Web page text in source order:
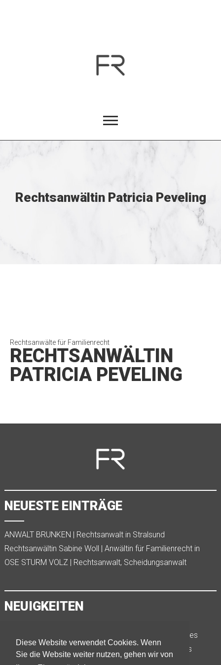
Diese Website verwendet Cookies. Wenn
Sie die Website weiter nutzen, gehen wir von
Rechtsanwältin Patricia Peveling
Rechtsanwälte für Familienrecht
RECHTSANWÄLTIN
PATRICIA PEVELING
NEUESTE EINTRÄGE
ANWALT BRUNKEN | Rechtsanwalt in Stralsund
Rechtsanwältin Sabine Woll | Anwältin für Familienrecht in
Kempten
OSE STURM VOLZ | Rechtsanwalt, Scheidungsanwalt
NEUIGKEITEN
Rechte des Mieters bei Kündigung des Mietverhältnisses
durch den Vermieter!
Eltern-Unterhalt und das neue Angehörigen-Entlastungs
Erbrecht um einen Social-Media-Account